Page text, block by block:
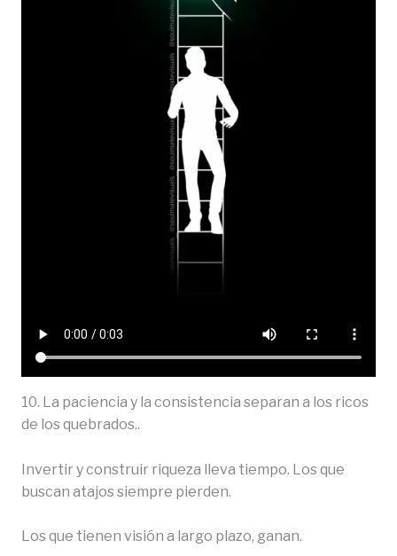
10. La paciencia y la consistencia separan a los ricos
de los quebrados..
Invertir y construir riqueza lleva tiempo. Los que
buscan atajos siempre pierden.
Los que tienen visión a largo plazo, ganan.